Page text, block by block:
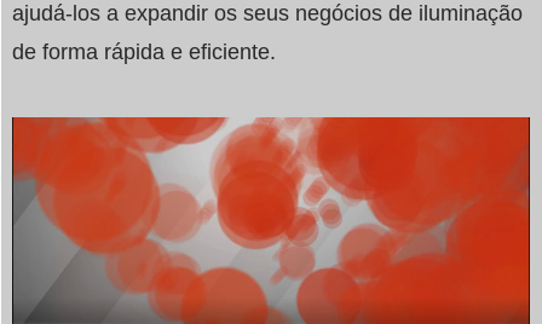
ajudá-los a expandir os seus negócios de iluminação
de forma rápida e eficiente.